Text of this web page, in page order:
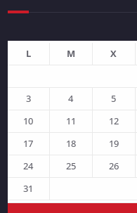
L M X
3
4 5
10
11 12
17
18 19
24
25 26
31